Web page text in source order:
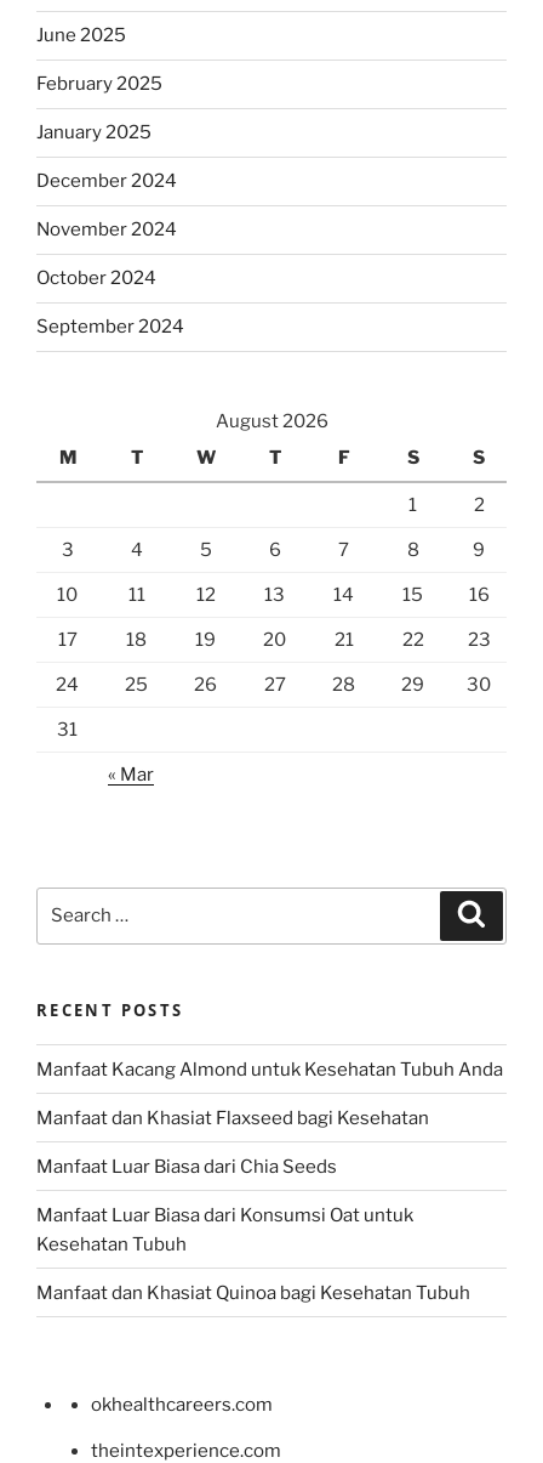
June 2025
February 2025
January 2025
December 2024
November 2024
October 2024
September 2024
August 2026
M
T W T F S S
1 2
3 4 5 6 7 8 9
10 11 12 13 14 15 16
17 18 19 20 21 22 23
24 25 26 27 28 29 30
31
« Mar
RECENT POSTS
Manfaat Kacang Almond untuk Kesehatan Tubuh Anda
Manfaat dan Khasiat Flaxseed bagi Kesehatan
Manfaat Luar Biasa dari Chia Seeds
Manfaat Luar Biasa dari Konsumsi Oat untuk
Kesehatan Tubuh
Manfaat dan Khasiat Quinoa bagi Kesehatan Tubuh
okhealthcareers.com
theintexperience.com